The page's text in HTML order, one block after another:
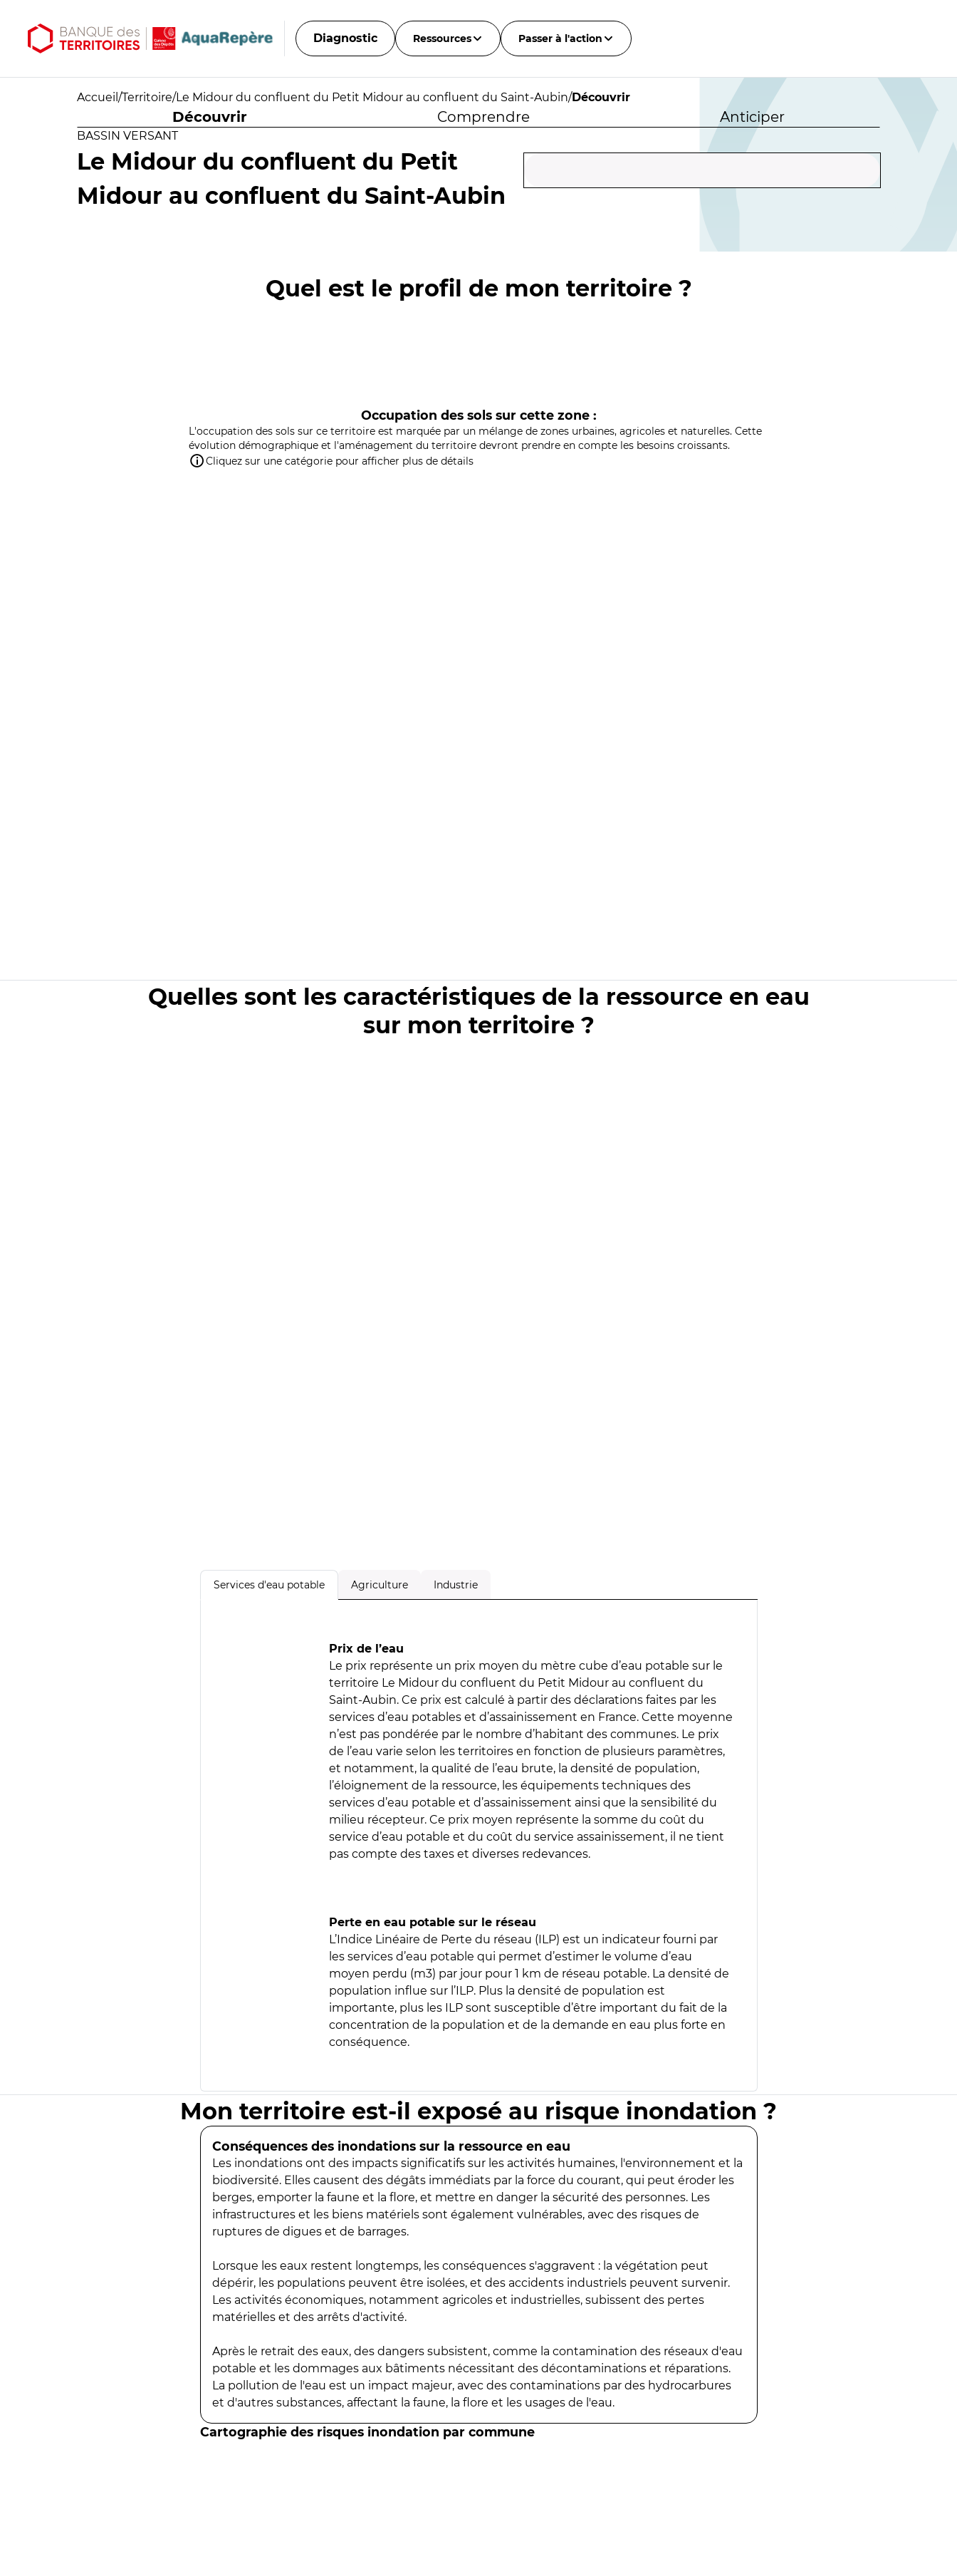
Diagnostic Ressources Passer à l'action
Accueil /Territoire/Le Midour du confluent du Petit Midour au confluent du Saint-Aubin/Découvrir
Découvrir Comprendre Anticiper
BASSIN VERSANT
Le Midour du confluent du Petit
Midour au confluent du Saint-Aubin
Quel est le profil de mon territoire ?
Occupation des sols sur cette zone :
L'occupation des sols sur ce territoire est marquée par un mélange de zones urbaines, agricoles et naturelles. Cette
évolution démographique et l'aménagement du territoire devront prendre en compte les besoins croissants.
Cliquez sur une catégorie pour afficher plus de détails
Quelles sont les caractéristiques de la ressource en eau
sur mon territoire ?
Services d'eau potable Agriculture Industrie
Prix de l’eau
Le prix représente un prix moyen du mètre cube d’eau potable sur le
territoire Le Midour du confluent du Petit Midour au confluent du
Saint-Aubin. Ce prix est calculé à partir des déclarations faites par les
services d’eau potables et d’assainissement en France. Cette moyenne
n’est pas pondérée par le nombre d’habitant des communes. Le prix
de l’eau varie selon les territoires en fonction de plusieurs paramètres,
et notamment, la qualité de l’eau brute, la densité de population,
l’éloignement de la ressource, les équipements techniques des
services d’eau potable et d’assainissement ainsi que la sensibilité du
milieu récepteur. Ce prix moyen représente la somme du coût du
service d’eau potable et du coût du service assainissement, il ne tient
pas compte des taxes et diverses redevances.
Perte en eau potable sur le réseau
L’Indice Linéaire de Perte du réseau (ILP) est un indicateur fourni par
les services d’eau potable qui permet d’estimer le volume d’eau
moyen perdu (m3) par jour pour 1 km de réseau potable. La densité de
population influe sur l’ILP. Plus la densité de population est
importante, plus les ILP sont susceptible d’être important du fait de la
concentration de la population et de la demande en eau plus forte en
conséquence.
Mon territoire est-il exposé au risque inondation ?
Conséquences des inondations sur la ressource en eau
Les inondations ont des impacts significatifs sur les activités humaines, l'environnement et la
biodiversité. Elles causent des dégâts immédiats par la force du courant, qui peut éroder les
berges, emporter la faune et la flore, et mettre en danger la sécurité des personnes. Les
infrastructures et les biens matériels sont également vulnérables, avec des risques de
ruptures de digues et de barrages.
Lorsque les eaux restent longtemps, les conséquences s'aggravent : la végétation peut
dépérir, les populations peuvent être isolées, et des accidents industriels peuvent survenir.
Les activités économiques, notamment agricoles et industrielles, subissent des pertes
matérielles et des arrêts d'activité.
Après le retrait des eaux, des dangers subsistent, comme la contamination des réseaux d'eau
potable et les dommages aux bâtiments nécessitant des décontaminations et réparations.
La pollution de l'eau est un impact majeur, avec des contaminations par des hydrocarbures
et d'autres substances, affectant la faune, la flore et les usages de l'eau.
Cartographie des risques inondation par commune